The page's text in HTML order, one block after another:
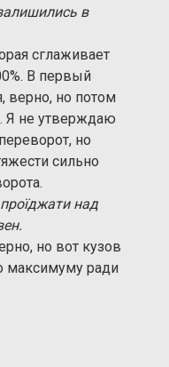
в
сглаживает
В первый
верно, но потом
Я не утверждаю
но
сильно
над
но вот кузов
максимуму ради